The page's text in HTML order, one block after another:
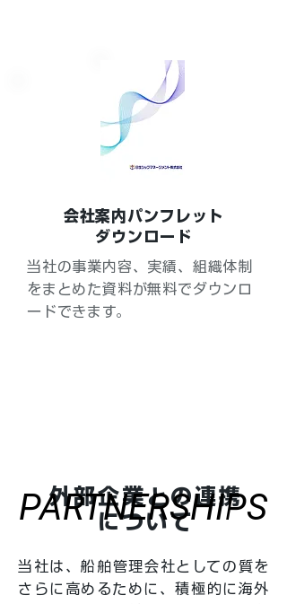
会社案内パンフレット
ダウンロード
当社の事業内容、実績、組織体制
をまとめた資料が無料でダウンロ
ードできます。
外部企業との連携
について
PARTNERSHIPS
PARTNERSHIPS
当社は、船舶管理会社としての質を
さらに高めるために、積極的に海外